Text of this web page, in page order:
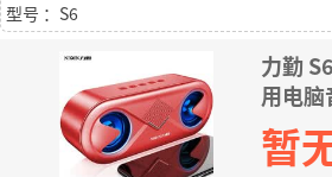
型号 ：S6
力勤
用电脑
暂